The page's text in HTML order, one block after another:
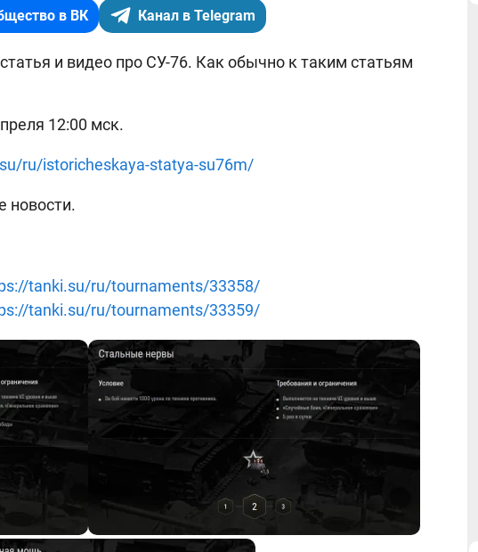
в ВК Канал в Telegram
и видео про СУ-76. Как обычно к таким статьям
12:00 мск.
ru/istoricheskaya-statya-su76m/
новости.
tanki.su/ru/tournaments/33358/
tanki.su/ru/tournaments/33359/